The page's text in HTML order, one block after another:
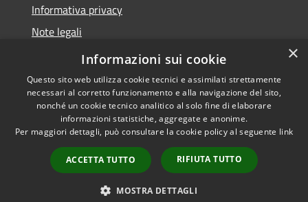
Informativa privacy
Note legali
Dichiarazione di accessibilità
Accessibilità
Copyright © 2026 • Provincia
del Sulcis Iglesiente • Powered
byMunicipium
Accesso
redazione
×
Informazioni sui cookie
Questo sito web utilizza cookie tecnici e assimilati strettamente
necessari al corretto funzionamento e alla navigazione del sito,
nonché un cookie tecnico analitico al solo fine di elaborare
informazioni statistiche, aggregate e anonime.
Per maggiori dettagli, può consultare la cookie policy al seguente link
ACCETTA TUTTO RIFIUTA TUTTO
MOSTRA DETTAGLI